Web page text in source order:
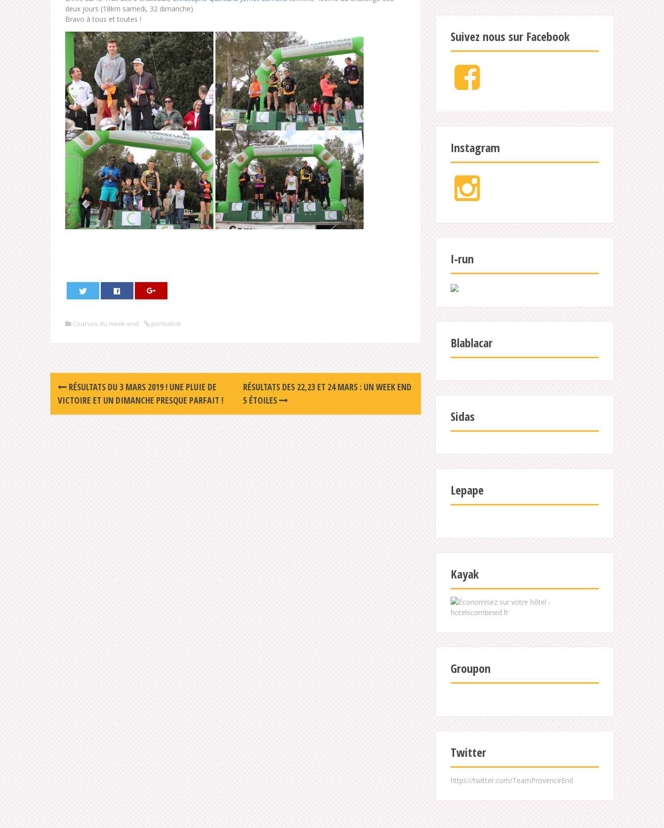
deux jours (18km samedi, 32 dimanche)
Bravo à tous et toutes !
Courses du week-end permalink
Post
navigation
RÉSULTATS DU 3 MARS 2019 ! UNE PLUIE DE
VICTOIRE ET UN DIMANCHE PRESQUE PARFAIT !
RÉSULTATS DES 22,23 ET 24 MARS : UN WEEK END
5 ÉTOILES
Suivez nous sur Facebook
Facebook
Instagram
Instagram
I-run
Blablacar
Sidas
Lepape
Kayak
Groupon
Twitter
https://twitter.com/TeamProvenceEnd